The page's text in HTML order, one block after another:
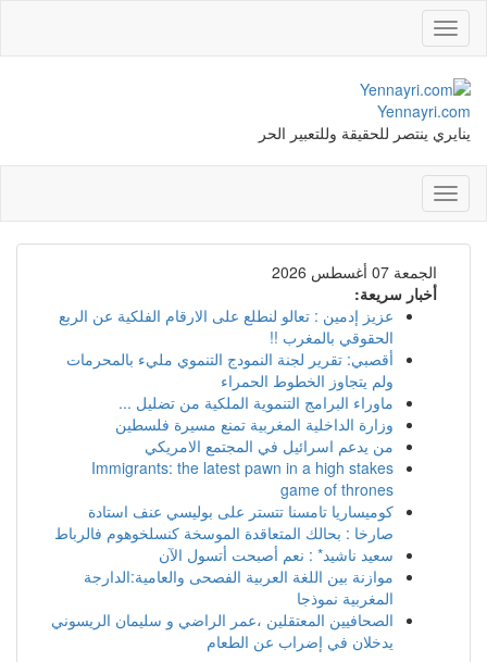
Toggle
navigation
Yennayri.com
ينايري ينتصر للحقيقة وللتعبير الحر
Toggle
navigation
الجمعة 07 أغسطس 2026
أخبار سريعة:
عزيز إدمين : تعالو لنطلع على الارقام الفلكية عن الربع
الحقوقي بالمغرب !!
أقصبي: تقرير لجنة النمودج التنموي مليء بالمحرمات
ولم يتجاوز الخطوط الحمراء
ماوراء البرامج التنموية الملكية من تضليل ...
وزارة الداخلية المغربية تمنع مسيرة فلسطين
من يدعم اسرائيل في المجتمع الامريكي
Immigrants: the latest pawn in a high stakes
game of thrones
كوميساريا تامسنا تتستر على بوليسي عنف استادة
صارخا : بحالك المتعاقدة الموسخة كنسلخوهوم فالرباط
سعيد ناشيد* : نعم أصبحت أتسول الآن
موازنة بين اللغة العربية الفصحى والعامية:الدارجة
المغربية نموذجا
الصحافيين المعتقلين ،عمر الراضي و سليمان الريسوني
يدخلان في إضراب عن الطعام